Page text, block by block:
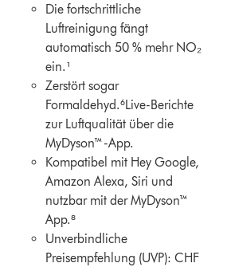
Die fortschrittliche
Luftreinigung fängt
automatisch 50 % mehr NO₂
ein.¹
Zerstört sogar
Formaldehyd.⁶Live-Berichte
zur Luftqualität über die
MyDyson™-App.
Kompatibel mit Hey Google,
Amazon Alexa, Siri und
nutzbar mit der MyDyson™
App.⁸
Unverbindliche
Preisempfehlung (UVP): CHF